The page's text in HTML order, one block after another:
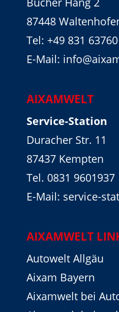
87448
Tel: +49 831 63760
E-Mail:
AIXAMWELT
Service-Station
Duracher Str. 11
87437 Kempten
Tel. 0831 9601937
E-Mail: service-
AIXAMWELT
Autowelt Allgäu
Aixam Bayern
Aixamwelt bei